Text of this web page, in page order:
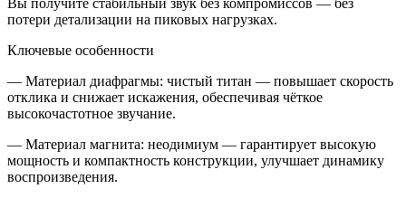
потери детализации на пиковых нагрузках.
Ключевые особенности
— Материал диафрагмы: чистый титан — повышает скорость
отклика и снижает искажения, обеспечивая чёткое
высокочастотное звучание.
— Материал магнита: неодимиум — гарантирует высокую
мощность и компактность конструкции, улучшает динамику
воспроизведения.